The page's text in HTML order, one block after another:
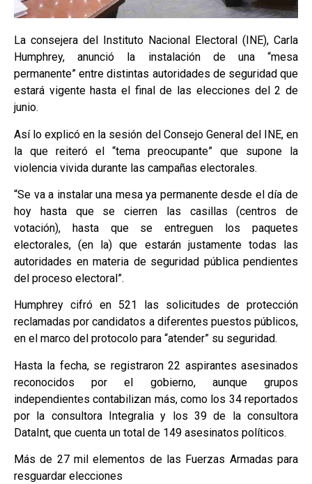
La consejera del Instituto Nacional Electoral (INE), Carla
Humphrey, anunció la instalación de una “mesa
permanente” entre distintas autoridades de seguridad que
estará vigente hasta el final de las elecciones del 2 de
junio.
Así lo explicó en la sesión del Consejo General del INE, en
la que reiteró el “tema preocupante” que supone la
violencia vivida durante las campañas electorales.
“Se va a instalar una mesa ya permanente desde el día de
hoy hasta que se cierren las casillas (centros de
votación), hasta que se entreguen los paquetes
electorales, (en la) que estarán justamente todas las
autoridades en materia de seguridad pública pendientes
del proceso electoral”.
Humphrey cifró en 521 las solicitudes de protección
reclamadas por candidatos a diferentes puestos públicos,
en el marco del protocolo para “atender” su seguridad.
Hasta la fecha, se registraron 22 aspirantes asesinados
reconocidos por el gobierno, aunque grupos
independientes contabilizan más, como los 34 reportados
por la consultora Integralia y los 39 de la consultora
DataInt, que cuenta un total de 149 asesinatos políticos.
Más de 27 mil elementos de las Fuerzas Armadas para
resguardar elecciones